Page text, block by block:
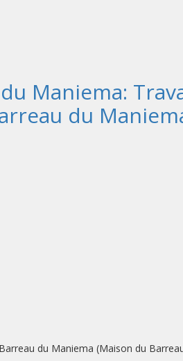
Maniema:
du
du Maniema (Maison du